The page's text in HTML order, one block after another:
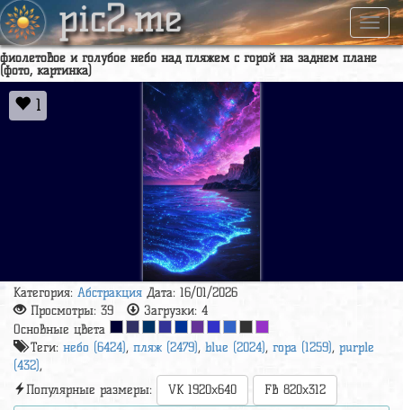
pic2.me
фиолетовое и голубое небо над пляжем с горой на заднем плане
(фото, картинка)
1
Категория: Абстракция Дата: 16/01/2026
Просмотры: 39 Загрузки: 4
Основные цвета
Теги: небо (6424), пляж (2479), blue (2024), гора (1259), purple
(432),
Популярные размеры:
VK 1920x640 FB 820x312